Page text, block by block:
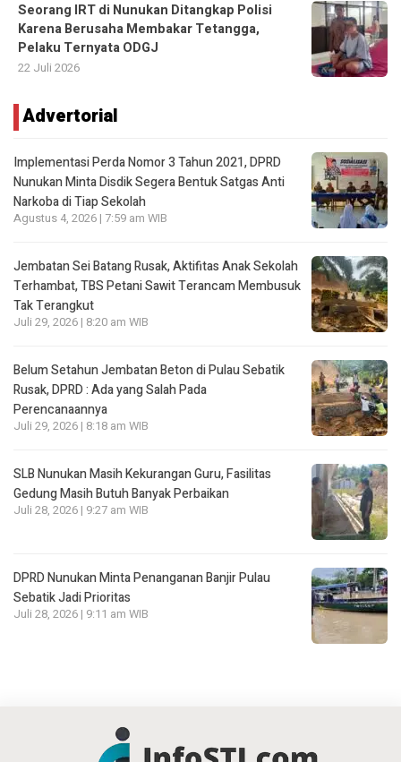
Seorang IRT di Nunukan Ditangkap Polisi
Karena Berusaha Membakar Tetangga,
Pelaku Ternyata ODGJ
22 Juli 2026
Advertorial
Implementasi Perda Nomor 3 Tahun 2021, DPRD
Nunukan Minta Disdik Segera Bentuk Satgas Anti
Narkoba di Tiap Sekolah
Agustus 4, 2026 | 7:59 am WIB
Jembatan Sei Batang Rusak, Aktifitas Anak Sekolah
Terhambat, TBS Petani Sawit Terancam Membusuk
Tak Terangkut
Juli 29, 2026 | 8:20 am WIB
Belum Setahun Jembatan Beton di Pulau Sebatik
Rusak, DPRD : Ada yang Salah Pada
Perencanaannya
Juli 29, 2026 | 8:18 am WIB
SLB Nunukan Masih Kekurangan Guru, Fasilitas
Gedung Masih Butuh Banyak Perbaikan
Juli 28, 2026 | 9:27 am WIB
DPRD Nunukan Minta Penanganan Banjir Pulau
Sebatik Jadi Prioritas
Juli 28, 2026 | 9:11 am WIB